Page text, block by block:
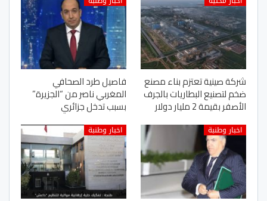
شركة صينية تعتزم بناء مصنع
ضخم لتصنيع البطاريات بالجرف
الأصفر بقيمة 2 مليار دولار
فاصيل طرد الصحافي
المغربي ناصر من “الجزيرة”
بسبب تدخل جزائري
اخبار وطنبة اخبار وطنبة